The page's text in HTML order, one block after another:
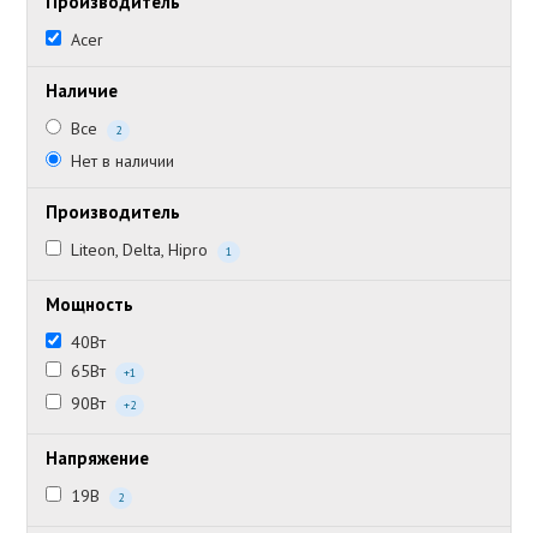
Acer
Наличие
Все 2
Нет в наличии
Производитель
Liteon, Delta, Hipro 1
Мощность
40Вт
65Вт
+1
90Вт +2
Напряжение
19В 2